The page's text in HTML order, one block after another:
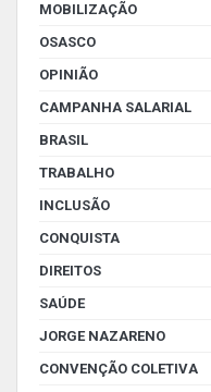
MOBILIZAÇÃO
OSASCO
OPINIÃO
CAMPANHA SALARIAL
BRASIL
TRABALHO
INCLUSÃO
CONQUISTA
DIREITOS
SAÚDE
JORGE NAZARENO
CONVENÇÃO COLETIVA